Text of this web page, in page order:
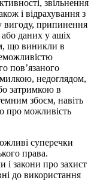
звільнення
і відрахування з
вигоду, припинення
або даних у ашіх
що виникли в
пов’язаного
недоглядом,
затримкою в
збоєм, навіть
про можливість
суперечки
права.
і закони про захист
до використання